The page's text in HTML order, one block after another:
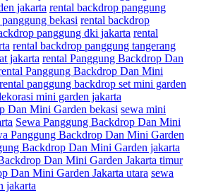
jakarta rental backdrop panggung
bekasi rental backdrop
panggung dki jakarta rental
rental backdrop panggung tangerang
jakarta rental Panggung Backdrop Dan
Panggung Backdrop Dan Mini
rental panggung backdrop set mini garden
mini garden jakarta
Dan Mini Garden bekasi sewa mini
Sewa Panggung Backdrop Dan Mini
Panggung Backdrop Dan Mini Garden
Backdrop Dan Mini Garden jakarta
Dan Mini Garden Jakarta timur
Dan Mini Garden Jakarta utara sewa
jakarta